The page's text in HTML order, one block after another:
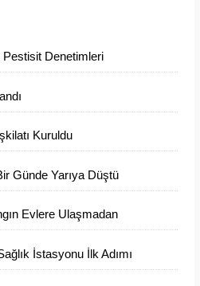
Denetimleri
Kuruldu
Günde Yarıya Düştü
Evlere Ulaşmadan
İstasyonu İlk Adımı